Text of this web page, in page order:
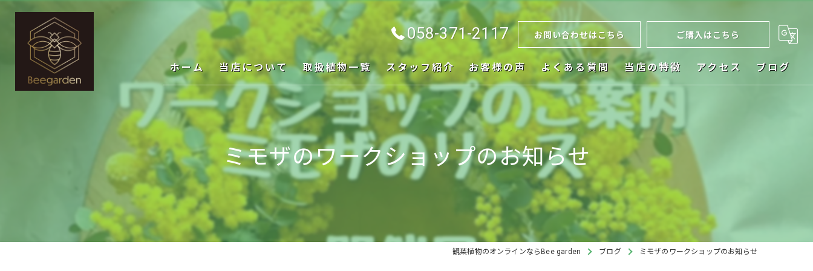
058-371-2117 お問い合わせはこちら ご購入はこちら
ホーム 当店について 取扱植物一覧 スタッフ紹介 お客様の声 よくある質問 当店の特徴
ネット販売
お祝い
植木鉢
ビカクシダ
インテリア
アクセス ブログ
ミモザのワークショップのお知らせ
観葉植物のオンラインならBee garden ブログ ミモザのワークショップのお知らせ